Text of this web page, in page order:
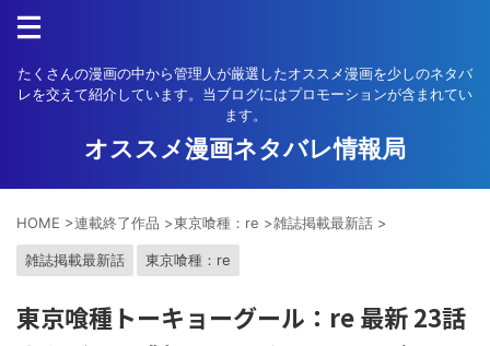
たくさんの漫画の中から管理人が厳選したオススメ漫画を少しのネタバ
レを交えて紹介しています。当ブログにはプロモーションが含まれてい
ます。
オススメ漫画ネタバレ情報局
HOME >連載終了作品 >東京喰種：re >雑誌掲載最新話 >
雑誌掲載最新話 東京喰種：re
東京喰種トーキョーグール：re 最新 23話